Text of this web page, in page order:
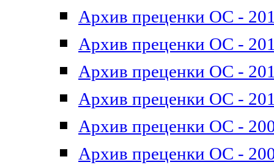
Архив преценки ОС -
Архив преценки ОС -
Архив преценки ОС -
Архив преценки ОС -
Архив преценки ОС -
Архив преценки ОС -